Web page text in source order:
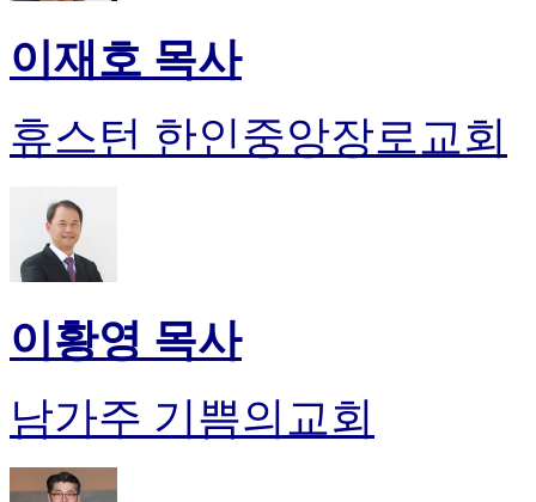
이재호 목사
휴스턴 한인중앙장로교회
이황영 목사
남가주 기쁨의교회